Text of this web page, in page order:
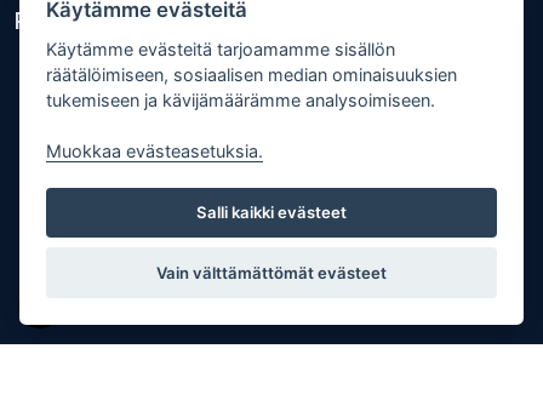
Pikalinkit
Lähetä uutisvinkki
Kopiointiohje
Mediakortti
Tilaa lehti
Osoitteenmuutos
Käytämme evästeitä
Käytämme evästeitä tarjoamamme sisällön
räätälöimiseen, sosiaalisen median ominaisuuksien
tukemiseen ja kävijämäärämme analysoimiseen.
Muokkaa evästeasetuksia.
Salli kaikki evästeet
Vain välttämättömät evästeet